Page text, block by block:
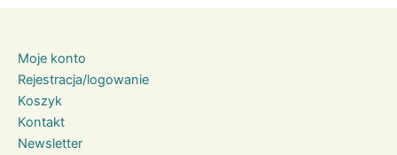
Moje konto
Rejestracja/logowanie
Koszyk
Kontakt
Newsletter